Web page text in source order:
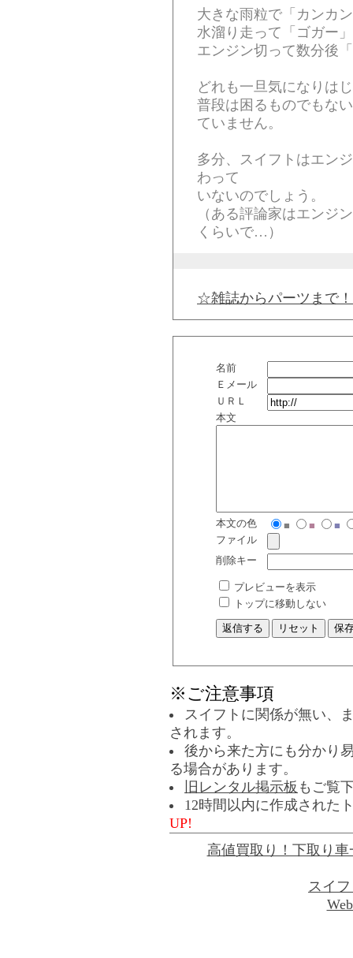
大きな雨粒で「カンカ
水溜り走って「ゴガー
エンジン切って数分後
どれも一旦気になりは
普段は困るものでもな
ていません。
多分、スイフトはエン
わって
いないのでしょう。
（ある評論家はエンジ
くらいで…）
☆雑誌からパーツまで
名前
Ｅメール
ＵＲＬ
本文
本文の色 ■ ■
■
ファイル
削除キー
プレビューを表示
トップに移動しない
※ご注意事項
スイフトに関係が無い、
されます。
後から来た方にも分かり
る場合があります。
旧レンタル掲示板 もご覧
12時間以内に作成された
UP!
高値買取り！下取り車
スイ